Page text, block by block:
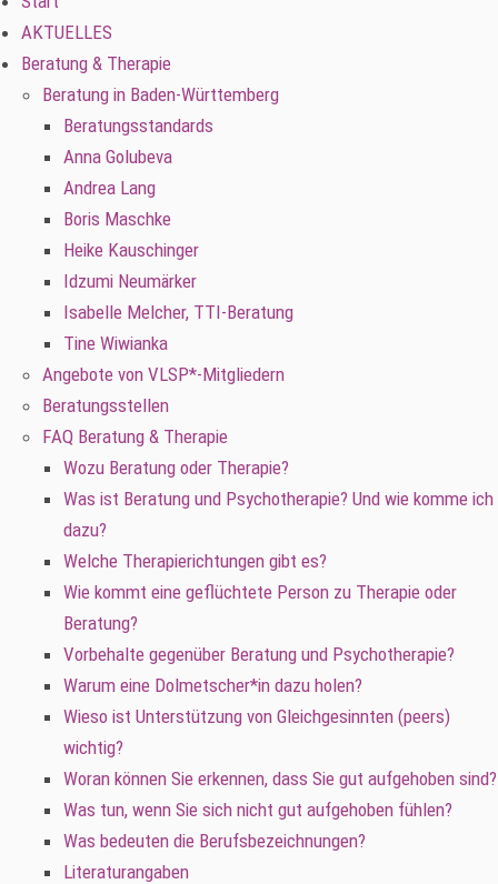
AKTUELLES
Beratung & Therapie
Beratung in Baden-Württemberg
Beratungsstandards
Anna Golubeva
Andrea Lang
Boris Maschke
Heike Kauschinger
Idzumi Neumärker
Isabelle Melcher, TTI-Beratung
Tine Wiwianka
Angebote von VLSP*-Mitgliedern
Beratungsstellen
FAQ Beratung & Therapie
Wozu Beratung oder Therapie?
Was ist Beratung und Psychotherapie? Und wie komme ich
dazu?
Welche Therapierichtungen gibt es?
Wie kommt eine geflüchtete Person zu Therapie oder
Beratung?
Vorbehalte gegenüber Beratung und Psychotherapie?
Warum eine Dolmetscher*in dazu holen?
Wieso ist Unterstützung von Gleichgesinnten (peers)
wichtig?
Woran können Sie erkennen, dass Sie gut aufgehoben sind?
Was tun, wenn Sie sich nicht gut aufgehoben fühlen?
Was bedeuten die Berufsbezeichnungen?
Literaturangaben